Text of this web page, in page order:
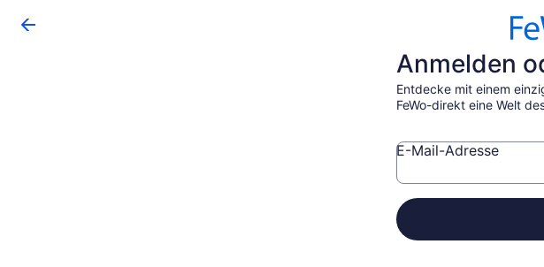
Anmelden
Entdecke mit einem
FeWo-direkt eine Welt
E-Mail-Adresse